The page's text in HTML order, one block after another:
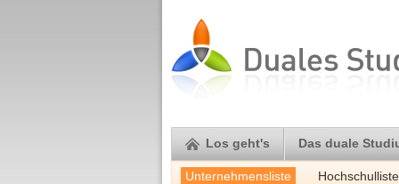
Los geht's Das duale
Unternehmensliste Hochschulliste